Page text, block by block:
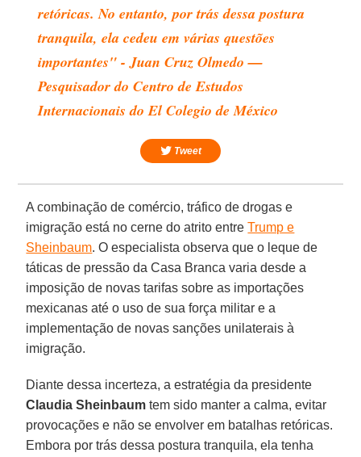
retóricas. No entanto, por trás dessa postura
tranquila, ela cedeu em várias questões
importantes" - Juan Cruz Olmedo —
Pesquisador do Centro de Estudos
Internacionais do El Colegio de México
Tweet
A combinação de comércio, tráfico de drogas e
imigração está no cerne do atrito entreTrump e
Sheinbaum. O especialista observa que o leque de
táticas de pressão da Casa Branca varia desde a
imposição de novas tarifas sobre as importações
mexicanas até o uso de sua força militar e a
implementação de novas sanções unilaterais à
imigração.
Diante dessa incerteza, a estratégia da presidente
Claudia Sheinbaum tem sido manter a calma, evitar
provocações e não se envolver em batalhas retóricas.
Embora por trás dessa postura tranquila, ela tenha